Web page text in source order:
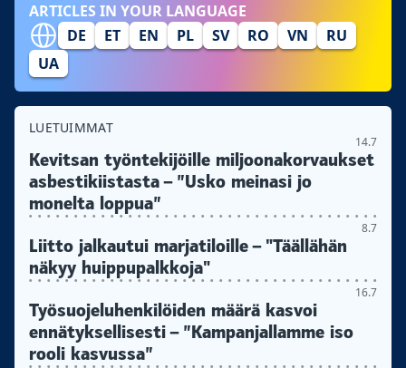
ARTICLES IN YOUR LANGUAGE
DE
ET EN PL SV RO VN
RU
UA
LUETUIMMAT
14.7
Kevitsan työntekijöille miljoonakorvaukset
asbestikiistasta – ”Usko meinasi jo
monelta loppua”
8.7
Liitto jalkautui marjatiloille – "Täällähän
näkyy huippupalkkoja"
16.7
Työsuojeluhenkilöiden määrä kasvoi
ennätyksellisesti – ”Kampanjallamme iso
rooli kasvussa”